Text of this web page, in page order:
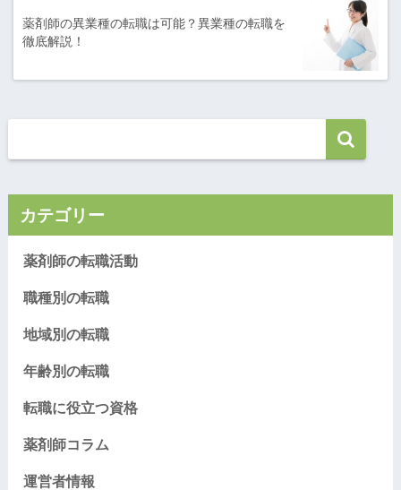
薬剤師の異業種の転職は可能？異業種の転職を
徹底解説！
カテゴリー
薬剤師の転職活動
職種別の転職
地域別の転職
年齢別の転職
転職に役立つ資格
薬剤師コラム
運営者情報